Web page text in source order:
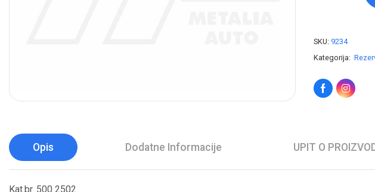
SKU: 9234
Kategorija:
Opis Dodatne Informacije UPIT O
Kat.br. 500 2502